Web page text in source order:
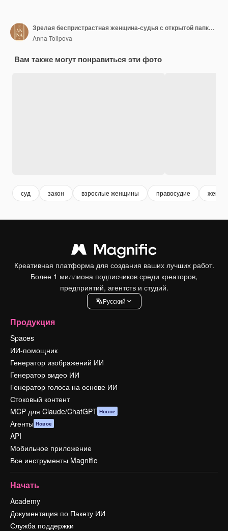
Зрелая беспристрастная женщина-судья с открытой папкой, объявляющей вердикт
Anna Tolipova
Вам также могут понравиться эти фото
суд закон взрослые женщины правосудие
Креативная платформа для создания ваших лучших работ.
Более 1 миллиона подписчиков среди креаторов,
предприятий, агентств и студий.
Pусский
Продукция
Spaces
ИИ-помощник
Генератор изображений ИИ
Генератор видео ИИ
Генератор голоса на основе ИИ
Стоковый контент
MCP для Claude/ChatGPT Новое
Агенты Новое
API
Мобильное приложение
Все инструменты Magnific
Начать
Academy
Документация по Пакету ИИ
Служба поддержки